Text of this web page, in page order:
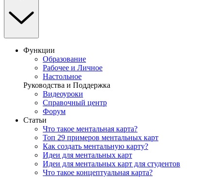
Функции
Образование
Рабочее и Личное
Настольное
Руководства и Поддержка
Видеоуроки
Справочный центр
Форум
Статьи
Что такое ментальная карта?
Топ 29 примеров ментальных карт
Как создать ментальную карту?
Идеи для ментальных карт
Идеи для ментальных карт для студентов
Что такое концептуальная карта?